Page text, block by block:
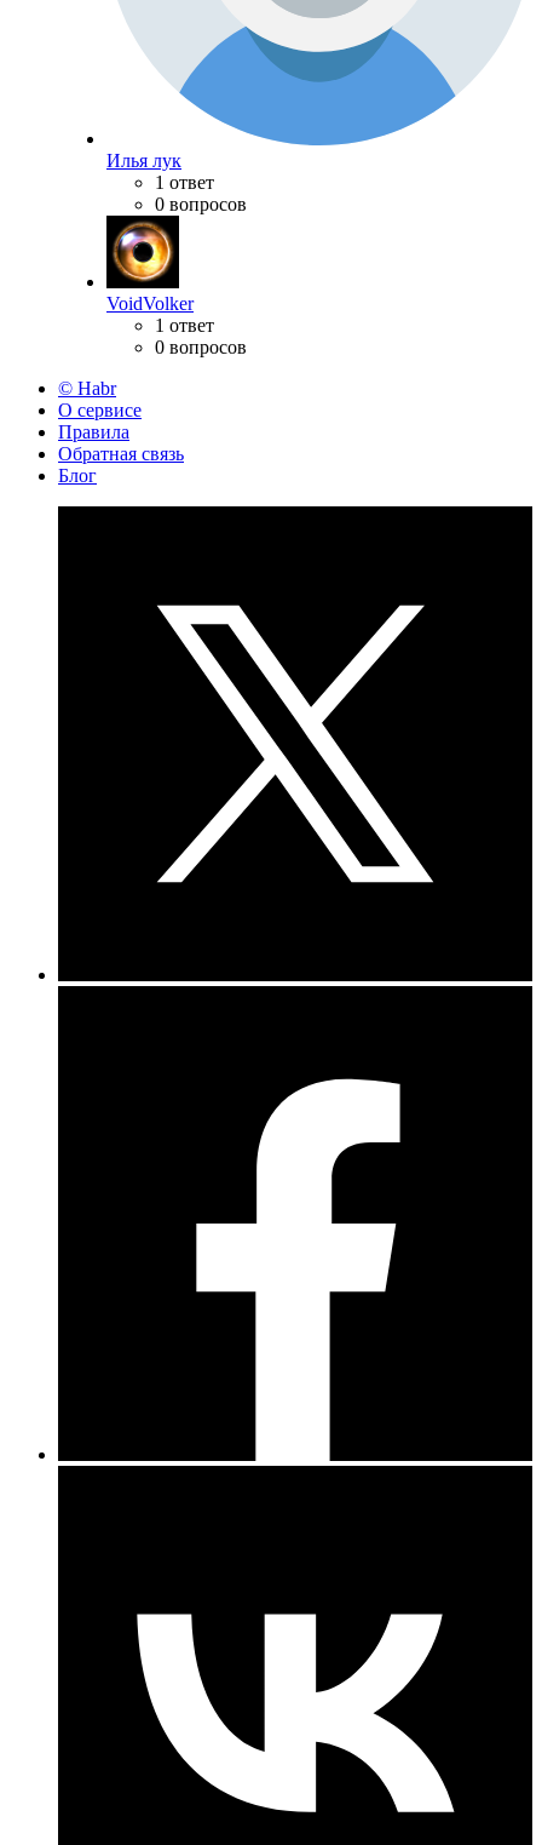
Илья лук
1 ответ
0 вопросов
VoidVolker
1 ответ
0 вопросов
© Habr
О сервисе
Правила
Обратная связь
Блог